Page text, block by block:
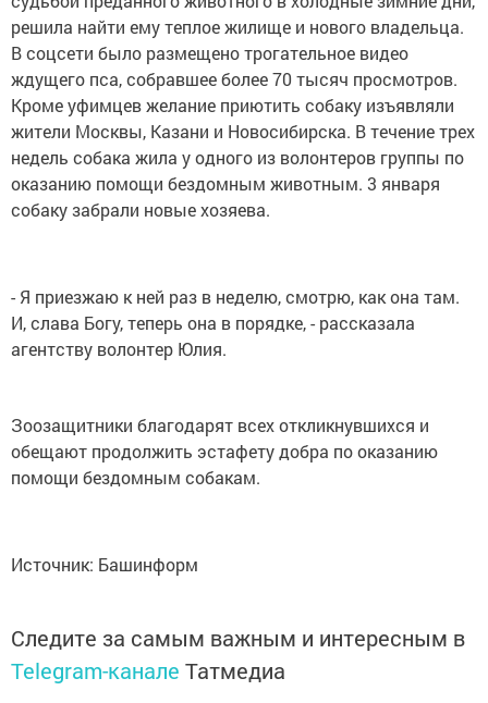
решила найти ему теплое жилище и нового владельца.
В соцсети было размещено трогательное видео
ждущего пса, собравшее более 70 тысяч просмотров.
Кроме уфимцев желание приютить собаку изъявляли
жители Москвы, Казани и Новосибирска. В течение трех
недель собака жила у одного из волонтеров группы по
оказанию помощи бездомным животным. 3 января
собаку забрали новые хозяева.
- Я приезжаю к ней раз в неделю, смотрю, как она там.
И, слава Богу, теперь она в порядке, - рассказала
агентству волонтер Юлия.
Зоозащитники благодарят всех откликнувшихся и
обещают продолжить эстафету добра по оказанию
помощи бездомным собакам.
Источник: Башинформ
Следите за самым важным и интересным в
Telegram-канале Татмедиа